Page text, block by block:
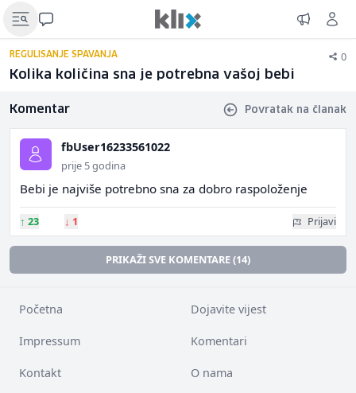
REGULISANJE SPAVANJA 0
Kolika količina sna je potrebna vašoj bebi
Komentar Povratak na članak
fbUser16233561022
prije 5 godina
Bebi je najviše potrebno sna za dobro raspoloženje
↑ 23 ↓ 1 Prijavi
PRIKAŽI SVE KOMENTARE (14)
Početna Dojavite vijest
Impressum Komentari
Kontakt O nama